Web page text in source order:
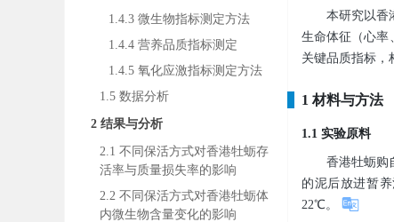
1.4.3 微生物指标测定方法
1.4.4 营养品质指标测定
1.4.5 氧化应激指标测定方法
1.5 数据分析
2 结果与分析
2.1 不同保活方式对香港牡蛎存
活率与质量损失率的影响
2.2 不同保活方式对香港牡蛎体
内微生物含量变化的影响
本研究以香
生命体征（心率
关键品质指标
1 材料与方法
1.1 实验原料
香港牡蛎购
的泥后放进暂
22℃。